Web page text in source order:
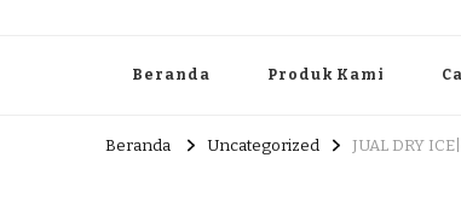
Beranda Produk Kami
Beranda Uncategorized JUAL DRY